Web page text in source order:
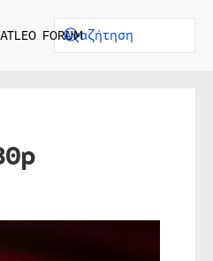
FORUM